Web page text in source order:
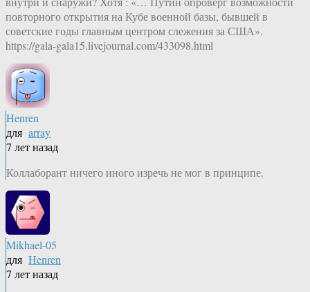
повторного открытия на Кубе военной базы, бывшей в
советские годы главным центром слежения за США».
https://gala-gala15.livejournal.com/433098.html
Henren
для array
7 лет назад
Коллаборант ничего иного изречь не мог в принципе.
Mikhael-05
для Henren
7 лет назад